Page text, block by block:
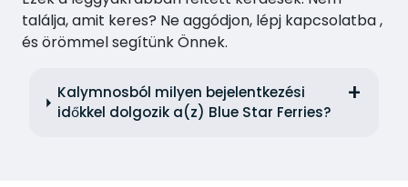
találja, amit keres? Ne aggódjon, lépj kapcsolatba ,
és örömmel segítünk Önnek.
Kalymnosból milyen bejelentkezési
időkkel dolgozik a(z) Blue Star Ferries?